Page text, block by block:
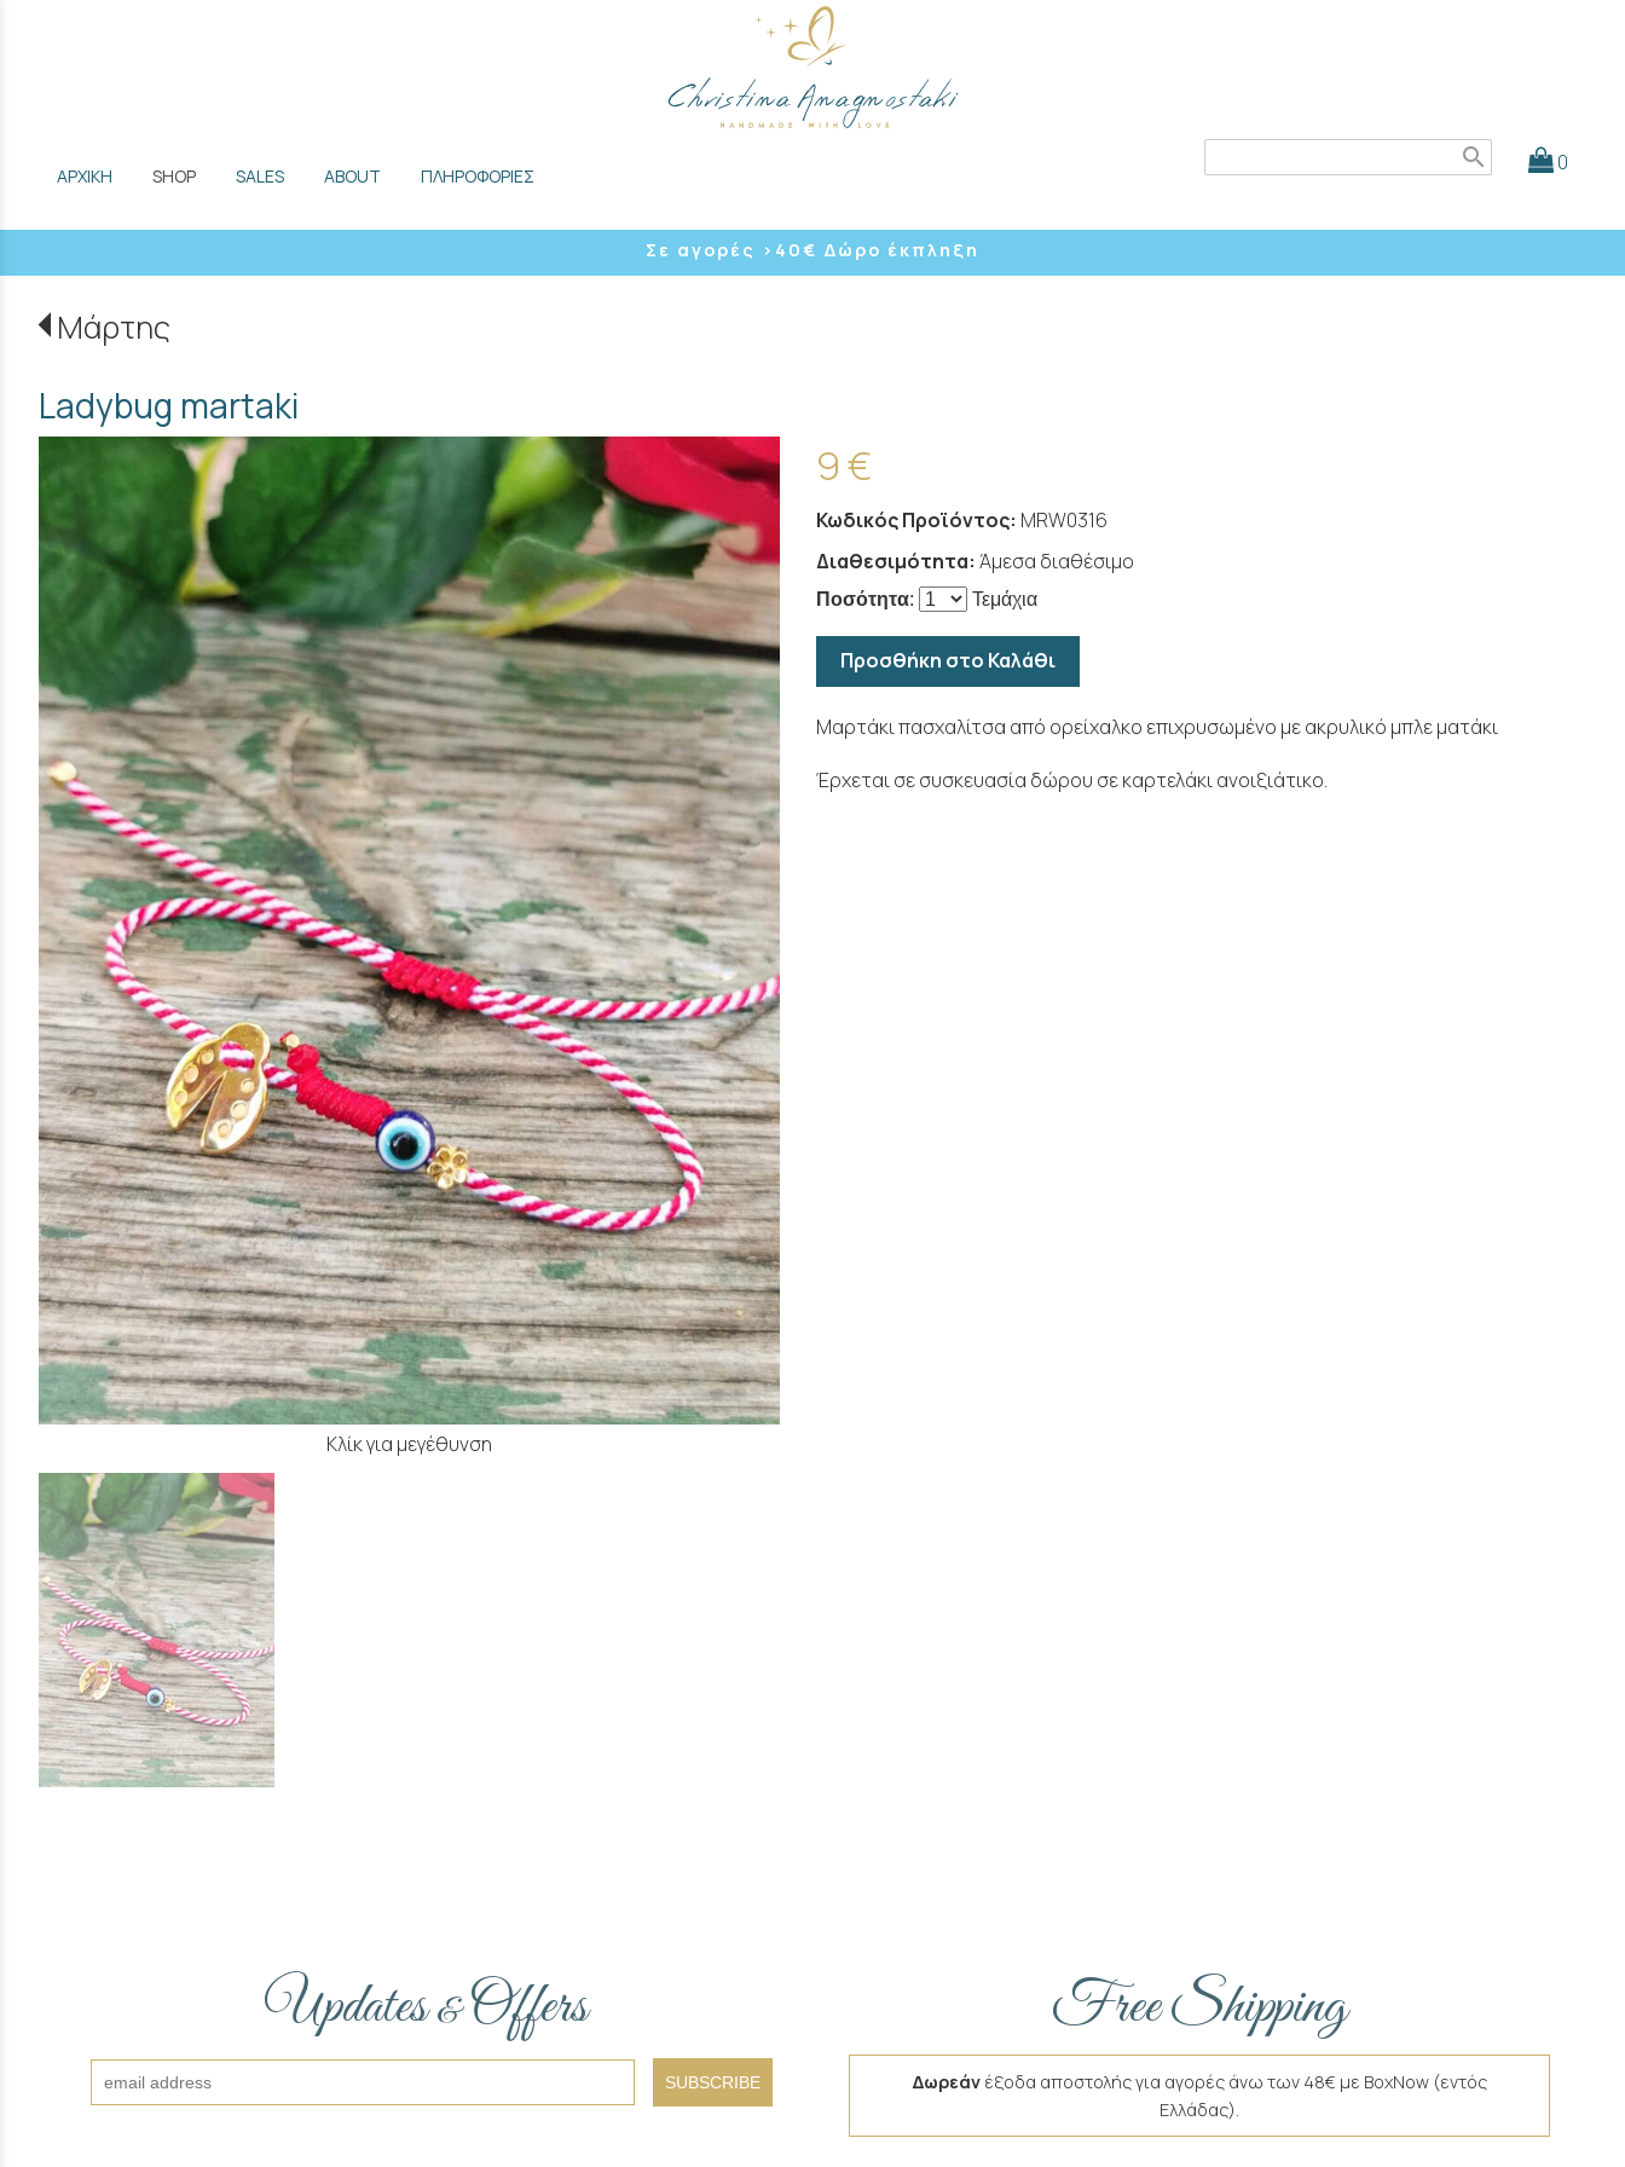
0
search
ΑΡΧΙΚΗ SHOP SALES ABOUT ΠΛΗΡΟΦΟΡΙΕΣ
Σε αγορές >40 € Δώρο έκπληξη
Μάρτης
Ladybug martaki
Κλίκ για μεγέθυνση
9 €
Κωδικός Προϊόντος: MRW0316
Διαθεσιμότητα: Άμεσα διαθέσιμο
Ποσότητα: Τεμάχια
Προσθήκη στο Καλάθι
Μαρτάκι πασχαλίτσα από ορείχαλκο επιχρυσωμένο με ακρυλικό μπλε ματάκι
Έρχεται σε συσκευασία δώρου σε καρτελάκι ανοιξιάτικο.
Updates&Offers
SUBSCRIBE
Free Shipping
Δωρεάν έξοδα αποστολής για αγορές άνω των 48€ με BoxNow (εντός
Ελλάδας).